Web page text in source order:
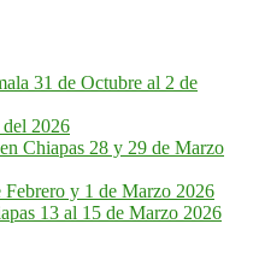
31 de Octubre al 2 de
2026
Chiapas 28 y 29 de Marzo
y 1 de Marzo 2026
13 al 15 de Marzo 2026